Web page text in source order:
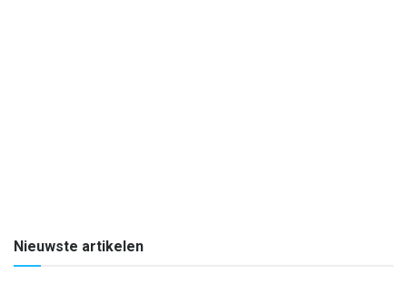
Nieuwste artikelen